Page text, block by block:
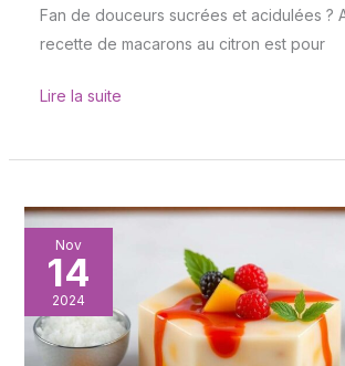
Fan de douceurs sucrées et acidulées ?
recette de macarons au citron est pour
Lire la suite
Nov
14
2024
Recette
de
cube
coco
vanille